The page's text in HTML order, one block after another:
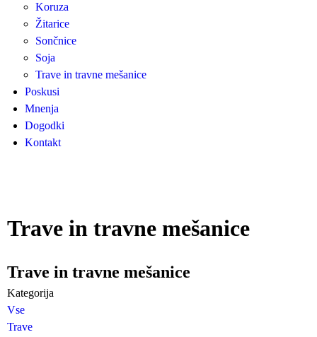
Koruza
Žitarice
Sončnice
Soja
Trave in travne mešanice
Poskusi
Mnenja
Dogodki
Kontakt
Trave in travne mešanice
Trave in travne mešanice
Kategorija
Vse
Trave